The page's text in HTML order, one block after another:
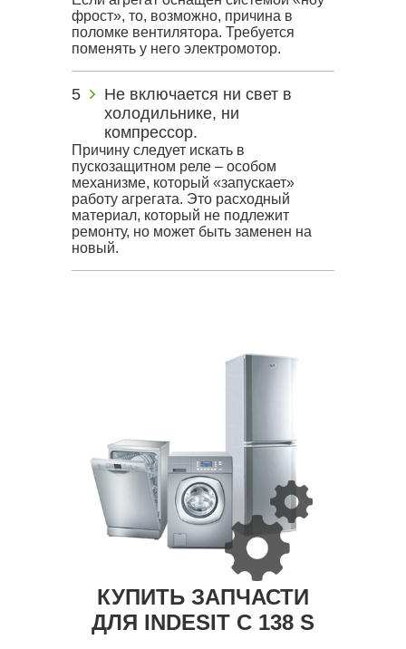
фрост», то, возможно, причина в
поломке вентилятора. Требуется
поменять у него электромотор.
Не включается ни свет в
холодильнике, ни
компрессор.
Причину следует искать в
пускозащитном реле – особом
механизме, который «запускает»
работу агрегата. Это расходный
материал, который не подлежит
ремонту, но может быть заменен на
новый.
КУПИТЬ ЗАПЧАСТИ
ДЛЯ INDESIT C 138 S